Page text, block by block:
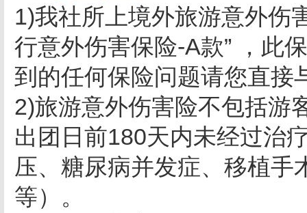
1)我社所上境外旅游意外伤
行意外伤害保险-A款” ，此
到的任何保险问题请您直接
2)旅游意外伤害险不包括游
出团日前180天内未经过治
压、糖尿病并发症、移植手
等）。